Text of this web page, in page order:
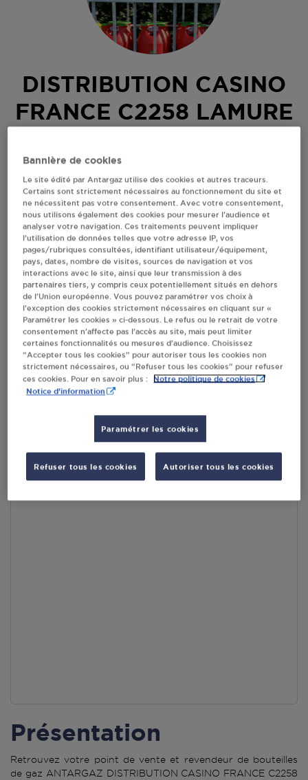
DISTRIBUTION CASINO
FRANCE C2258 LAMURE
PLACE DE LA MAIRIE
69870LAMURE SUR AZERGUES
Revendeur de bouteilles de gaz
S'Y RENDRE
AFFICHER LE TÉLÉPHONE
RECEVOIR LES COORDONNÉES DU REVENDEUR
En cliquant sur « S’y rendre », j’autorise le traitement
d’informations (dont mon adresse IP) et leur transfert hors UE
par Google Maps afin d’afficher la carte.
En savoir plus
Accès
Présentation
Retrouvez votre point de vente et revendeur de bouteilles
de gaz ANTARGAZ DISTRIBUTION CASINO FRANCE C2258
Bannière de cookies
Le site édité par Antargaz utilise des cookies et autres traceurs.
Certains sont strictement nécessaires au fonctionnement du site et
ne nécessitent pas votre consentement. Avec votre consentement,
nous utilisons également des cookies pour mesurer l’audience et
analyser votre navigation. Ces traitements peuvent impliquer
l’utilisation de données telles que votre adresse IP, vos
pages/rubriques consultées, identifiant utilisateur/équipement,
pays, dates, nombre de visites, sources de navigation et vos
interactions avec le site, ainsi que leur transmission à des
partenaires tiers, y compris ceux potentiellement situés en dehors
de l’Union européenne. Vous pouvez paramétrer vos choix à
l’exception des cookies strictement nécessaires en cliquant sur «
Paramétrer les cookies » ci-dessous. Le refus ou le retrait de votre
consentement n’affecte pas l’accès au site, mais peut limiter
certaines fonctionnalités ou mesures d’audience. Choisissez
“Accepter tous les cookies” pour autoriser tous les cookies non
strictement nécessaires, ou “Refuser tous les cookies” pour refuser
ces cookies. Pour en savoir plus :
Notre politique de cookies
Notice d'information
Paramétrer les cookies
Refuser tous les cookies Autoriser tous les cookies